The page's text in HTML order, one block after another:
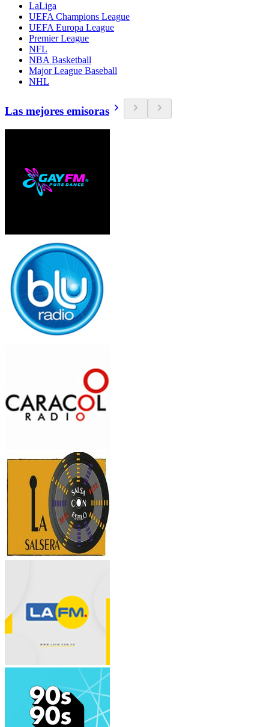
LaLiga
UEFA Champions League
UEFA Europa League
Premier League
NFL
NBA Basketball
Major League Baseball
NHL
Las mejores emisoras